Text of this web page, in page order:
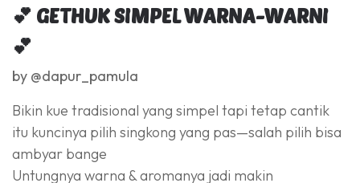
💕 GETHUK SIMPEL WARNA-WARNI
💕
by @dapur_pamula
Bikin kue tradisional yang simpel tapi tetap cantik
itu kuncinya pilih singkong yang pas—salah pilih bisa
ambyar bange
Untungnya warna & aromanya jadi makin